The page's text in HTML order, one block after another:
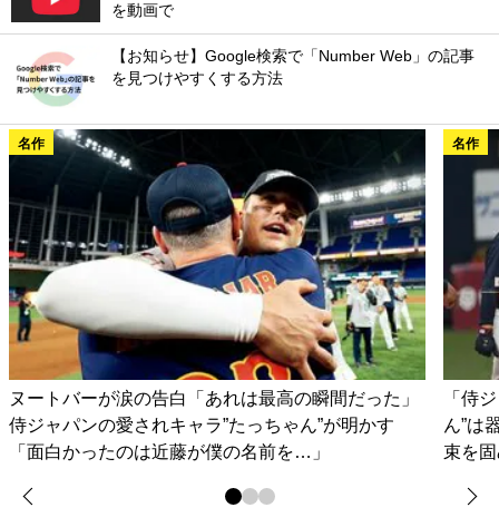
を動画で
【お知らせ】Google検索で「Number Web」の記事
を見つけやすくする方法
名作
ヌートバーが涙の告白「あれは最高の瞬間だった」
侍ジャパンの愛されキャラ”たっちゃん”が明かす
「面白かったのは近藤が僕の名前を…」
名作
「侍
ん”は
束を